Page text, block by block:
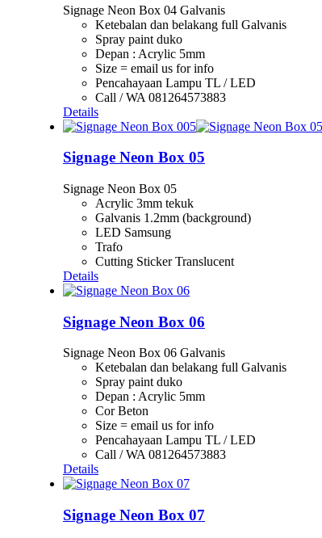
Signage Neon Box 04 Galvanis
Ketebalan dan belakang full Galvanis
Spray paint duko
Depan : Acrylic 5mm
Size = email us for info
Pencahayaan Lampu TL / LED
Call / WA 081264573883
Details
Signage Neon Box 05
Signage Neon Box 05
Acrylic 3mm tekuk
Galvanis 1.2mm (background)
LED Samsung
Trafo
Cutting Sticker Translucent
Details
Signage Neon Box 06
Signage Neon Box 06 Galvanis
Ketebalan dan belakang full Galvanis
Spray paint duko
Depan : Acrylic 5mm
Cor Beton
Size = email us for info
Pencahayaan Lampu TL / LED
Call / WA 081264573883
Details
Signage Neon Box 07